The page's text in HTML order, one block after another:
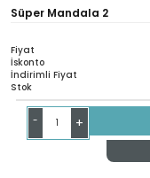
Süper Mandala 2
Fiyat
İskonto
İndirimli Fiyat
Stok
- +